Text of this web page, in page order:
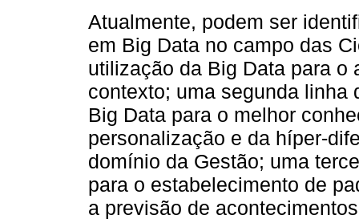
Atualmente, podem ser
em Big Data no campo das
utilização da Big Data para o
contexto; uma segunda linha
Big Data para o melhor
personalização e da híper-
domínio da Gestão; uma
para o estabelecimento de
a previsão de